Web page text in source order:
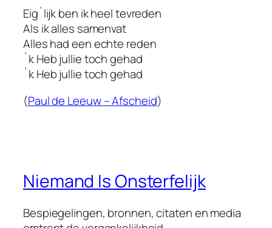
Eig`lijk ben ik heel tevreden
Als ik alles samenvat
Alles had een echte reden
`k Heb jullie toch gehad
`k Heb jullie toch gehad
(Paul de Leeuw – Afscheid)
Niemand Is Onsterfelijk
Bespiegelingen, bronnen, citaten en media